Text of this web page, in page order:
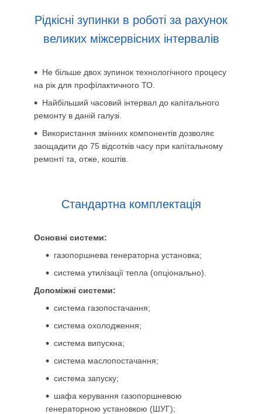
Рідкісні зупинки в роботі за рахунок
великих міжсервісних інтервалів
Не більше двох зупинок технологічного процесу
на рік для профілактичного ТО.
Найбільший часовий інтервал до капітального
ремонту в даній галузі.
Використання змінних компонентів дозволяє
заощадити до 75 відсотків часу при капітальному
ремонті та, отже, коштів.
Стандартна комплектація
Основні системи:
газопоршнева генераторна установка;
система утилізації тепла (опціонально).
Допоміжні системи:
система газопостачання;
система охолодження;
система випускна;
система маслопостачання;
система запуску;
шафа керування газопоршневою
генераторною установкою (ШУГ);